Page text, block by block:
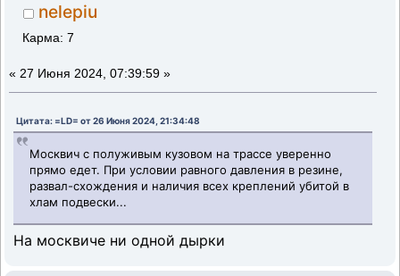
nelepiu
Карма: 7
« 27 Июня 2024, 07:39:59 »
Цитата: =LD= от 26 Июня 2024, 21:34:48
Москвич с полуживым кузовом на трассе уверенно
прямо едет. При условии равного давления в резине,
развал-схождения и наличия всех креплений убитой в
хлам подвески...
На москвиче ни одной дырки